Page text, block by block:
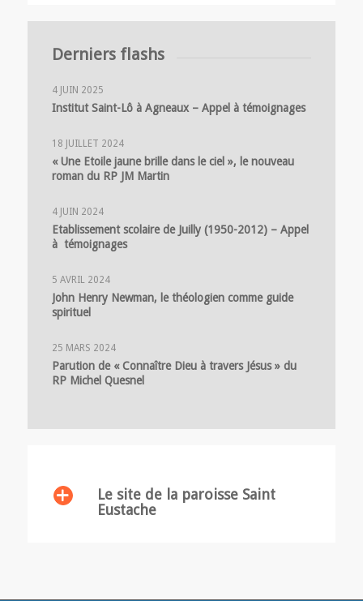
Derniers flashs
4 JUIN 2025
Institut Saint-Lô à Agneaux – Appel à témoignages
18 JUILLET 2024
« Une Etoile jaune brille dans le ciel », le nouveau
roman du RP JM Martin
4 JUIN 2024
Etablissement scolaire de Juilly (1950-2012) – Appel
à témoignages
5 AVRIL 2024
John Henry Newman, le théologien comme guide
spirituel
25 MARS 2024
Parution de « Connaître Dieu à travers Jésus » du
RP Michel Quesnel
Le site de la paroisse Saint
Eustache